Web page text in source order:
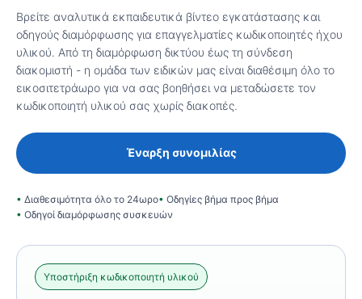
Βρείτε αναλυτικά εκπαιδευτικά βίντεο εγκατάστασης και
οδηγούς διαμόρφωσης για επαγγελματίες κωδικοποιητές ήχου
υλικού. Από τη διαμόρφωση δικτύου έως τη σύνδεση
διακομιστή - η ομάδα των ειδικών μας είναι διαθέσιμη όλο το
εικοσιτετράωρο για να σας βοηθήσει να μεταδώσετε τον
κωδικοποιητή υλικού σας χωρίς διακοπές.
Έναρξη συνομιλίας
Διαθεσιμότητα όλο το 24ωρο
Οδηγίες βήμα προς βήμα
Οδηγοί διαμόρφωσης συσκευών
Υποστήριξη κωδικοποιητή υλικού